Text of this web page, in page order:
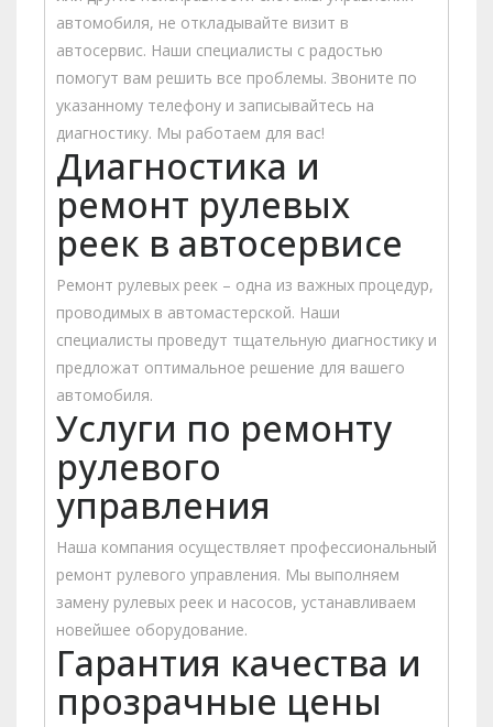
автомобиля, не откладывайте визит в
автосервис. Наши специалисты с радостью
помогут вам решить все проблемы. Звоните по
указанному телефону и записывайтесь на
диагностику. Мы работаем для вас!
Диагностика и
ремонт рулевых
реек в автосервисе
Ремонт рулевых реек – одна из важных процедур,
проводимых в автомастерской. Наши
специалисты проведут тщательную диагностику и
предложат оптимальное решение для вашего
автомобиля.
Услуги по ремонту
рулевого
управления
Наша компания осуществляет профессиональный
ремонт рулевого управления. Мы выполняем
замену рулевых реек и насосов, устанавливаем
новейшее оборудование.
Гарантия качества и
прозрачные цены